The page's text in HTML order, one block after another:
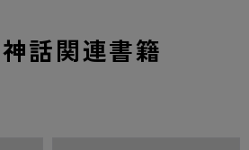
話関連書籍